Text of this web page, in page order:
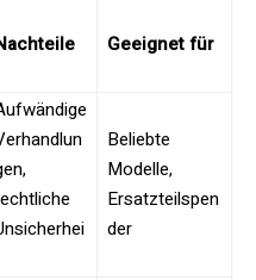
Geeignet für
Beliebte
Modelle,
Ersatzteilspen
der